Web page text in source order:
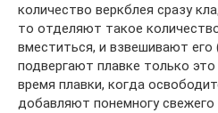
количество веркблея сразу
то отделяют такое
вместиться, и взвешивают
подвергают плавке только
время плавки, когда
добавляют понемногу свежего